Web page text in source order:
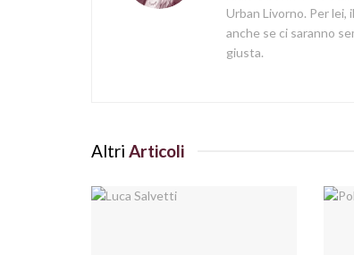
Urban Livorno. Per
anche se ci saranno
giusta.
Altri Articoli